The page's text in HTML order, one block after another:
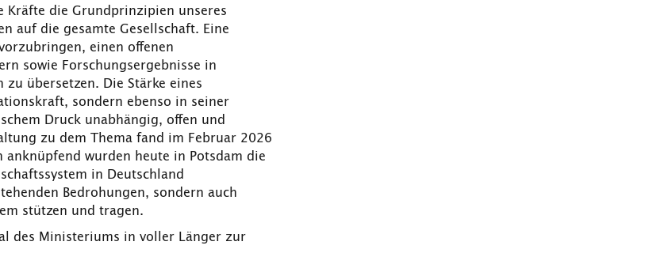
Kräfte die Grundprinzipien unseres
auf die gesamte Gesellschaft. Eine
einen offenen
sowie Forschungsergebnisse in
übersetzen. Die Stärke eines
sondern ebenso in seiner
Druck unabhängig, offen und
zu dem Thema fand im Februar 2026
wurden heute in Potsdam die
in Deutschland
Bedrohungen, sondern auch
stützen und tragen.
des Ministeriums in voller Länger zur